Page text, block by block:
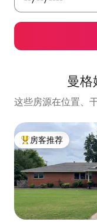
曼
这些房源在位置、
热门「房客推荐」
房客推荐